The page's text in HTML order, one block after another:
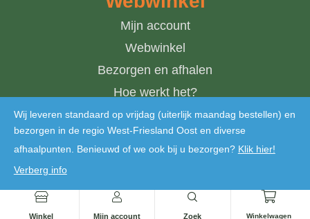
Winkel Mijn account Zoek Winkelwagen
Mijn account
Webwinkel
Bezorgen en afhalen
Hoe werkt het?
Winkelwagen
Copyright © 2024 De Bosmantel. Alle rechten voorbehouden
Wij leveren standaard op vrijdag (uiterlijk maandag bestellen) en
bezorgen in de regio West-Friesland Oost en diverse
afhaalpunten. Benieuwd of we ook bij u bezorgen? Klik hier!
Verberg info